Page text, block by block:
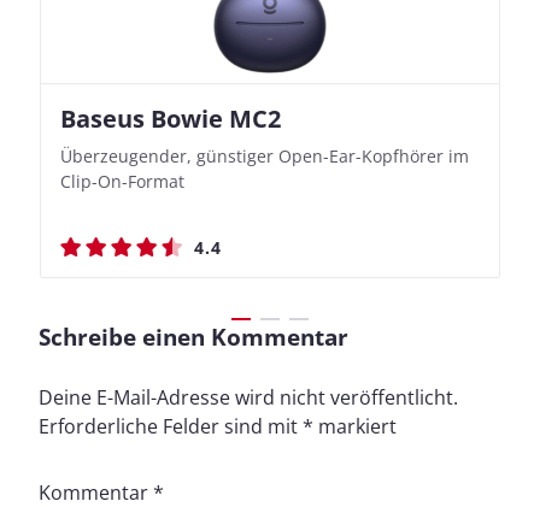
Baseus Bowie MC2
Überzeugender, günstiger Open-Ear-Kopfhörer im
Clip-On-Format
4.4
Nothing Ear (3a)
Bassbetonte True Wireless In-Ears mit cleveren
Aufnahmefunktionen
4.4
JBL Live 780NC
Stylischer Over-Ear mit sattem Klang und
beeindruckender Ausdauer
4.5
JBL Live 780NC
Stylischer Over-Ear mit sattem Klang und
beeindruckender Ausdauer
4.5
Schreibe einen Kommentar
Deine E-Mail-Adresse wird nicht veröffentlicht.
Erforderliche Felder sind mit* markiert
Kommentar*